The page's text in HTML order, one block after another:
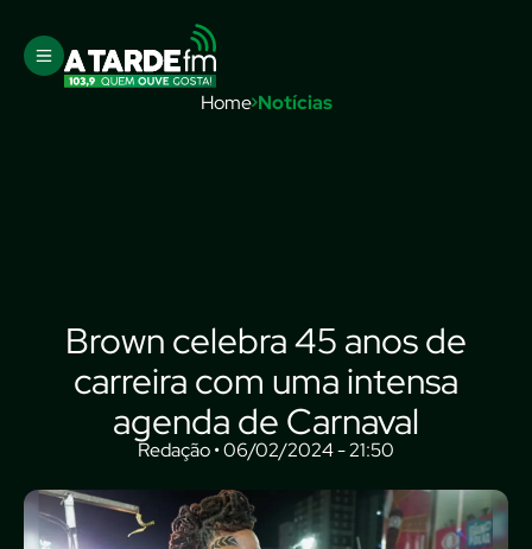
Home Notícias
Brown celebra 45 anos de
carreira com uma intensa
agenda de Carnaval
Redação • 06/02/2024 - 21:50